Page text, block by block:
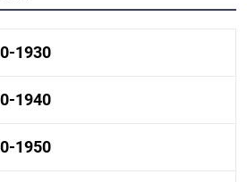
1930
1920-1930 тарих
1920-1930 мәдәният
1940
1930-1940 тарих
1930-1940 мәдәният
1950